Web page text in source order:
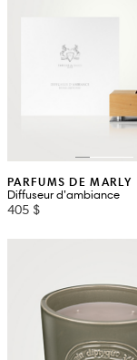
PARFUMS DE MARLY
Diffuseur d’ambiance
405 $